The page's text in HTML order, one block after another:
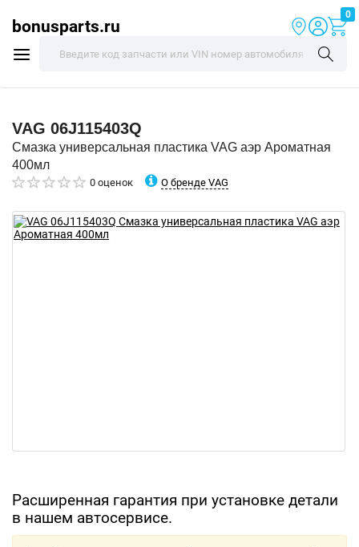
bonusparts.ru
0
VAG 06J115403Q
Смазка универсальная пластика VAG аэр Ароматная
400мл
0 оценок О бренде VAG
Расширенная гарантия при установке детали
в нашем автосервисе.